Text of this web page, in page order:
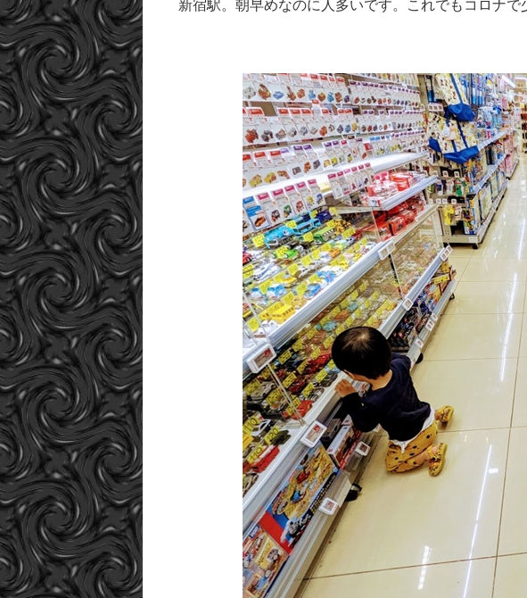
新宿駅。朝早めなのに人多いです。これでもコロナで